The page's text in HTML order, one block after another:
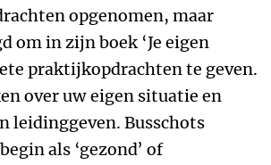
opgenomen, maar
om in zijn boek ‘Je eigen
praktijkopdrachten te geven.
over uw eigen situatie en
leidinggeven. Busschots
als ‘gezond’ of